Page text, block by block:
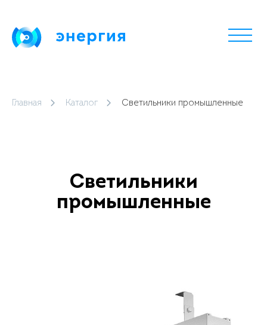
Главная Каталог Светильники промышленные
Светильники
промышленные